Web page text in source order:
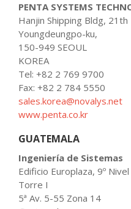
PENTA SYSTEMS
Hanjin Shipping Bldg,
Youngdeungpo-ku,
150-949 SEOUL
KOREA
Tel: +82 2 769 9700
Fax: +82 2 784 5550
sales.korea@novalys.net
www.penta.co.kr
GUATEMALA
Ingeniería de Sistemas
Edificio Europlaza, 9º
Torre I
5ª Av. 5-55 Zona 14